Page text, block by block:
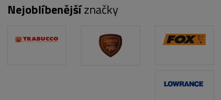
Nejoblíbenějšíznačky